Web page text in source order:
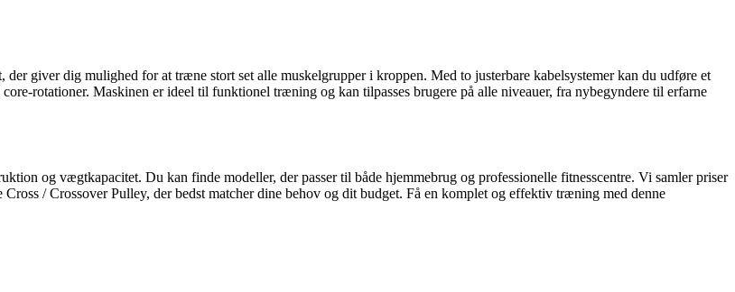
giver dig mulighed for at træne stort set alle muskelgrupper i kroppen. Med to justerbare kabelsystemer kan du udføre et
rotationer. Maskinen er ideel til funktionel træning og kan tilpasses brugere på alle niveauer, fra nybegyndere til erfarne
og vægtkapacitet. Du kan finde modeller, der passer til både hjemmebrug og professionelle fitnesscentre. Vi samler priser
/ Crossover Pulley, der bedst matcher dine behov og dit budget. Få en komplet og effektiv træning med denne